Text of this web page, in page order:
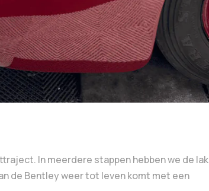
In meerdere stappen hebben we de lak
de Bentley weer tot leven komt met een